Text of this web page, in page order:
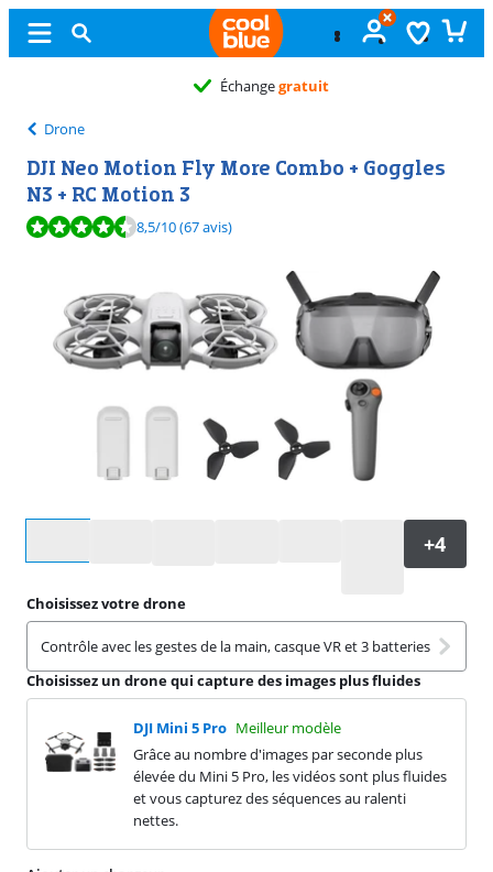
Échangegratuit
Drone
DJI Neo Motion Fly More Combo + Goggles
N3 + RC Motion 3
La note est de 8,5 sur 10, basée sur 67 avis.
8,5/10(67 avis)
Choisissez votre drone
Contrôle avec les gestes de la main, casque VR et 3 batteries
Choisissez un drone qui capture des images plus fluides
DJI Mini 5 Pro Meilleur modèle
Grâce au nombre d'images par seconde plus
élevée du Mini 5 Pro, les vidéos sont plus fluides
et vous capturez des séquences au ralenti
nettes.